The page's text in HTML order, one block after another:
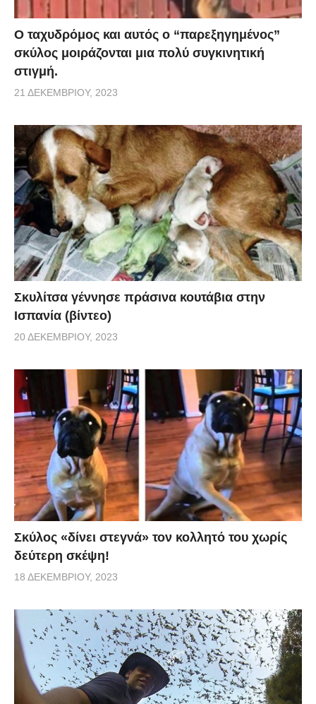
Ο ταχυδρόμος και αυτός ο “παρεξηγημένος”
σκύλος μοιράζονται μια πολύ συγκινητική
στιγμή.
21 ΔΕΚΕΜΒΡΊΟΥ, 2023
Σκυλίτσα γέννησε πράσινα κουτάβια στην
Ισπανία (βίντεο)
20 ΔΕΚΕΜΒΡΊΟΥ, 2023
Σκύλος «δίνει στεγνά» τον κολλητό του χωρίς
δεύτερη σκέψη!
18 ΔΕΚΕΜΒΡΊΟΥ, 2023